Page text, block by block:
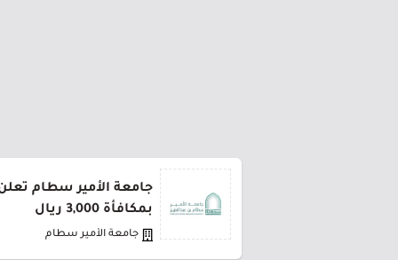
جامعة الأمير سطام
بمكافأة 3,000 ريال
جامعة الأمير سطام